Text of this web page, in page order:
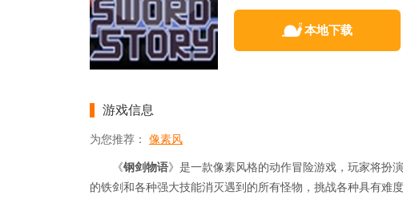
本地下载
游戏信息
为您推荐： 像素风
《钢剑物语》是一款像素风格的动作冒险游戏，玩家将扮
的铁剑和各种强大技能消灭遇到的所有怪物，挑战各种具有难